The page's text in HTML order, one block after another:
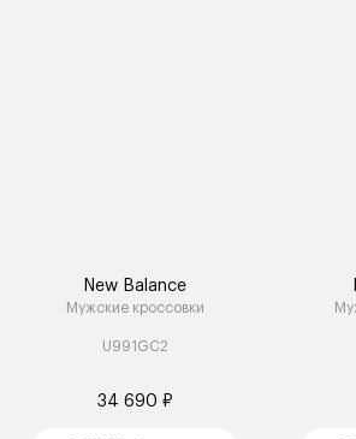
New Balance
Мужские кроссовки
U991GC2
34 690 ₽